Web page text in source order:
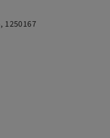
1250167